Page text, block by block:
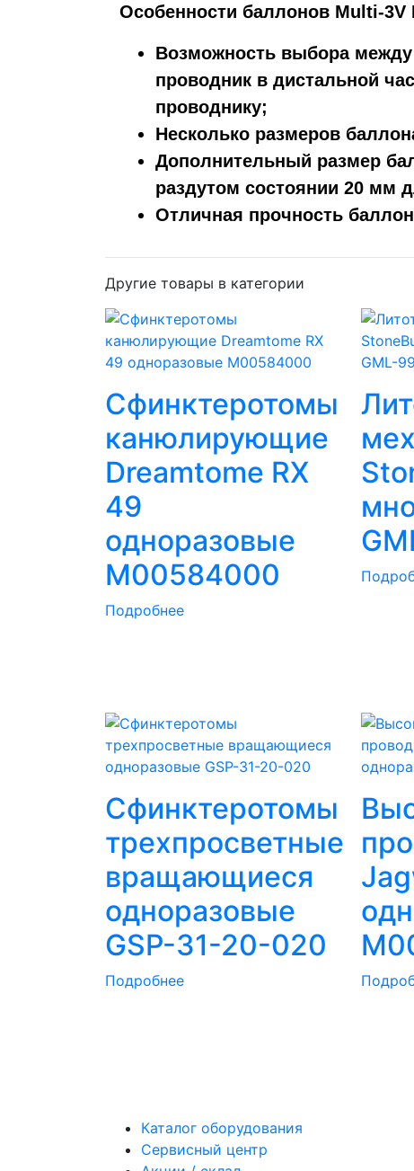
Особенности баллонов Multi-3V
Возможность выбора между
проводник в дистальной
проводнику;
Несколько размеров
Дополнительный размер
раздутом состоянии 20 мм
Отличная прочность
Другие товары в категории
Сфинктеротомы
канюлирующие
Dreamtome RX
49
одноразовые
M00584000
Подробнее
Сфинктеротомы
трехпросветные
вращающиеся
одноразовые
GSP-31-20-020
Подробнее
Каталог оборудования
Сервисный центр